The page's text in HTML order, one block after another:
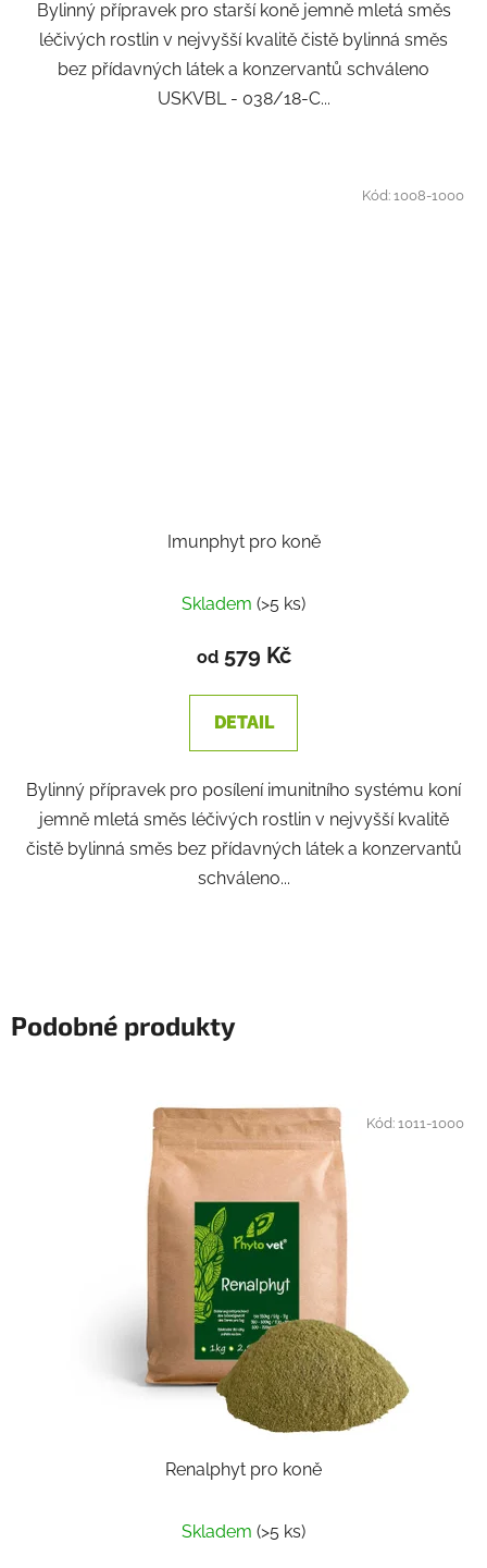
Bylinný přípravek pro starší koně jemně mletá směs
léčivých rostlin v nejvyšší kvalitě čistě bylinná směs
bez přídavných látek a konzervantů schváleno
USKVBL - 038/18-C...
Imunphyt pro koně
Skladem (>5 ks)
od579 Kč
DETAIL
Bylinný přípravek pro posílení imunitního systému koní
jemně mletá směs léčivých rostlin v nejvyšší kvalitě
čistě bylinná směs bez přídavných látek a konzervantů
schváleno...
Kód:1008-1000
Podobné produkty
Renalphyt pro koně
Skladem (>5 ks)
Kód:1011-1000